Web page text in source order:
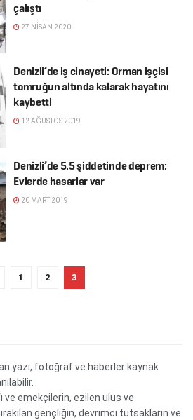
çalıştı
27 NISAN 2020
Denizli’de iş cinayeti: Orman işçisi
tomruğun altında kalarak hayatını
kaybetti
12 AĞUSTOS 2019
Denizli’de 5.5 şiddetinde deprem:
Evlerde hasarlar var
20 MART 2019
1 2 3
yazı, fotoğraf ve haberler kaynak
ve emekçilerin, ezilen ulus ve
gençliğin, devrimci tutsakların ve